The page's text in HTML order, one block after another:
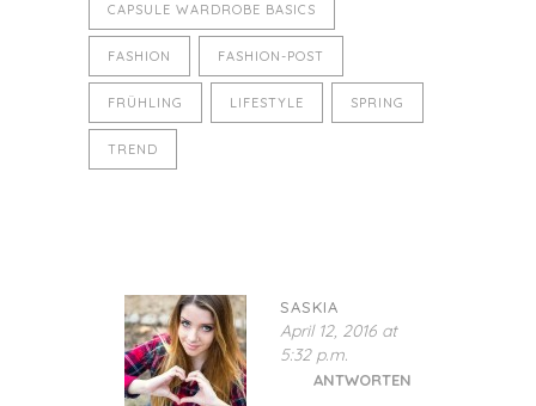
CAPSULE WARDROBE BASICS
FASHION FASHION-POST
FRÜHLING LIFESTYLE SPRING
TREND
SASKIA
April 12, 2016 at
5:32 p.m.
ANTWORTEN